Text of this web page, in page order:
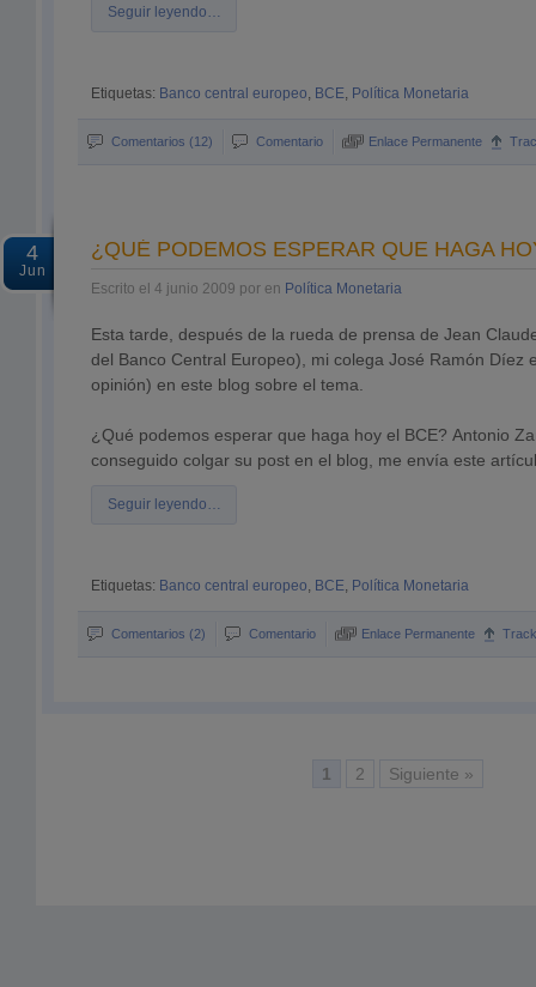
Seguir leyendo…
Etiquetas: Banco central europeo, BCE, Política Monetaria
Comentarios (12) Comentario Enlace Permanente
4
Jun
¿QUÉ PODEMOS ESPERAR QUE HAGA
Escrito el 4 junio 2009 por en Política Monetaria
Esta tarde, después de la rueda de prensa de Jean
del Banco Central Europeo), mi colega José Ramón Díez
opinión) en este blog sobre el tema.
¿Qué podemos esperar que haga hoy el BCE? Antonio
conseguido colgar su post en el blog, me envía este
Seguir leyendo…
Etiquetas: Banco central europeo, BCE, Política Monetaria
Comentarios (2) Comentario Enlace Permanente
1 2 Siguiente »